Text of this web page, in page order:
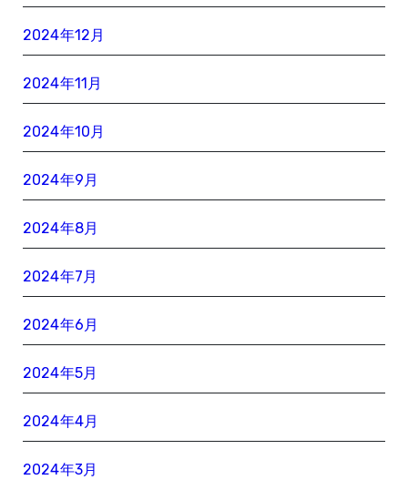
2024年12月
2024年11月
2024年10月
2024年9月
2024年8月
2024年7月
2024年6月
2024年5月
2024年4月
2024年3月